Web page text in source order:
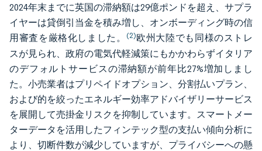
2024年末までに英国の滞納額は29億ポンドを超え、サプラ
イヤーは貸倒引当金を積み増し、オンボーディング時の信
用審査を厳格化しました。
(2)欧州大陸でも同様のストレ
スが見られ、政府の電気代軽減策にもかかわらずイタリア
のデフォルトサービスの滞納額が前年比27%増加しまし
た。小売業者はプリペイドオプション、分割払いプラン、
および的を絞ったエネルギー効率アドバイザリーサービス
を展開して売掛金リスクを抑制しています。スマートメー
ターデータを活用したフィンテック型の支払い傾向分析に
より、切断件数が減少していますが、プライバシーへの懸